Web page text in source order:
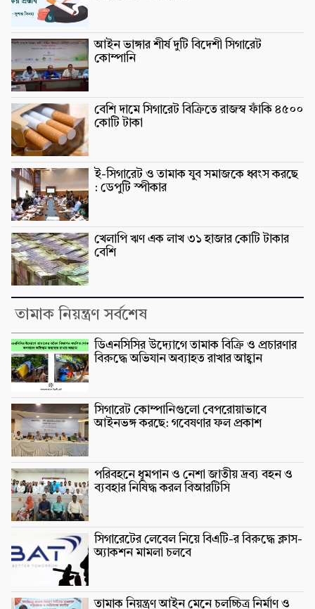
আইন ভাঙ্গার শীর্ষ দুটি বিদেশী সিগারেট
কোম্পানি
বেশি দামে সিগারেট বিক্রিতে রাজস্ব ফাঁকি ৪৫০০
কোটি টাকা
ই-সিগারেট ও তামাক যুব সমাজকে ধ্বংস করছে
: ডেপুটি স্পীকার
খেলাপি ঋণ এক লাখ ৩১ হাজার কোটি টাকার
বেশি
তামাক নিয়ন্ত্রণ সর্বশেষ
ডিএনসিসির উদ্যোগে তামাক বিক্রি ও প্রচারণার
বিরুদ্ধে অভিযান অব্যাহত রাখার আহ্বান
সিগারেট কোম্পানিগুলো বেপরোয়াভাবে
আইনভঙ্গ করছে: গবেষণার ফল প্রকাশ
পরিবহনে ধূমপান ও নেশা জাতীয় দ্রব্য বহন ও
ব্যবহার নিষিদ্ধ করল বিআরটিসি
সিগারেটের লেবেল নিয়ে বিএটি-র বিরুদ্ধে ক্লাস-
অ্যাকশন মামলা চলবে
তামাক নিয়ন্ত্রণ আইন মেনে চলচ্চিত্র নির্মাণ ও